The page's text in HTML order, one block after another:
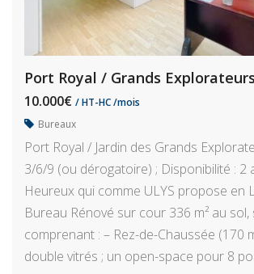
10.000€ / HT-HC /mois
Bureaux
Port Royal / Jardin des Grands
3/6/9 (ou dérogatoire) ; Disponibilité : 2
Heureux qui comme ULYS propose en
Bureau Rénové sur cour 336 m² au sol,
comprenant : – Rez-de-Chaussée (170
double vitrés ; un open-space pour 8